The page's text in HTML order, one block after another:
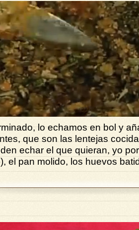
lo echamos en bol y
que son las lentejas
echar el que quieran, yo
el pan molido, los huevos